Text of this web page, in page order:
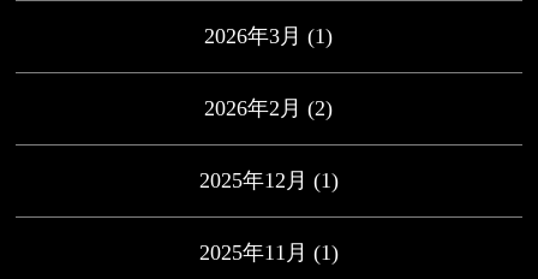
2026年3月 (1)
2026年2月 (2)
2025年12月 (1)
2025年11月 (1)